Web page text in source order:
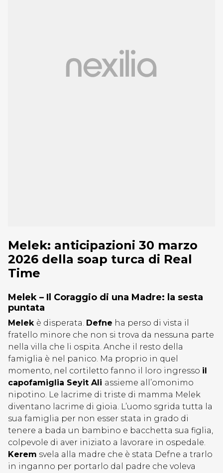
Melek: anticipazioni 30 marzo
2026 della soap turca di Real
Time
Melek – Il Coraggio di una Madre: la sesta
puntata
Melek è disperata. Defne ha perso di vista il
fratello minore che non si trova da nessuna parte
nella villa che li ospita. Anche il resto della
famiglia è nel panico. Ma proprio in quel
momento, nel cortiletto fanno il loro ingresso il
capofamiglia Seyit Ali assieme all’omonimo
nipotino. Le lacrime di triste di mamma Melek
diventano lacrime di gioia. L’uomo sgrida tutta la
sua famiglia per non esser stata in grado di
tenere a bada un bambino e bacchetta sua figlia,
colpevole di aver iniziato a lavorare in ospedale.
Kerem svela alla madre che è stata Defne a trarlo
in inganno per portarlo dal padre che voleva